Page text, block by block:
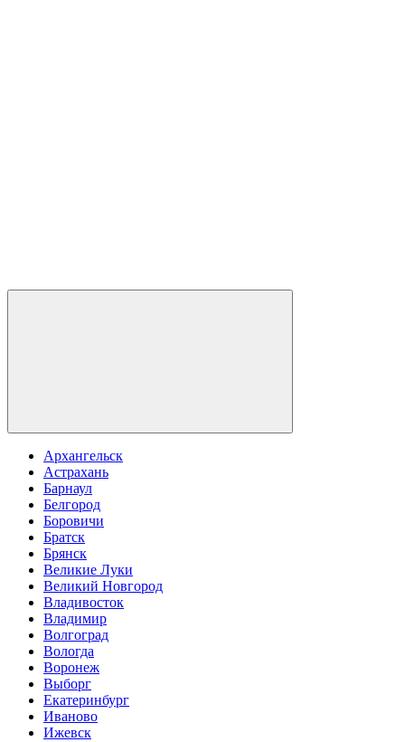
Архангельск
Астрахань
Барнаул
Белгород
Боровичи
Братск
Брянск
Великие Луки
Великий Новгород
Владивосток
Владимир
Волгоград
Вологда
Воронеж
Выборг
Екатеринбург
Иваново
Ижевск